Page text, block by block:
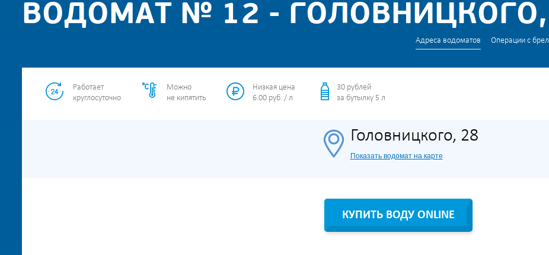
ВОДОМАТ № 12 - ГОЛОВНИЦКОГО,
Адреса водоматов Операции с
Работает
круглосуточно
Можно
не кипятить
Низкая цена
6.00 руб. / л
30 рублей
за бутылку 5 л
Головницкого, 28
Показать водомат на карте
КУПИТЬ ВОДУ ONLINE